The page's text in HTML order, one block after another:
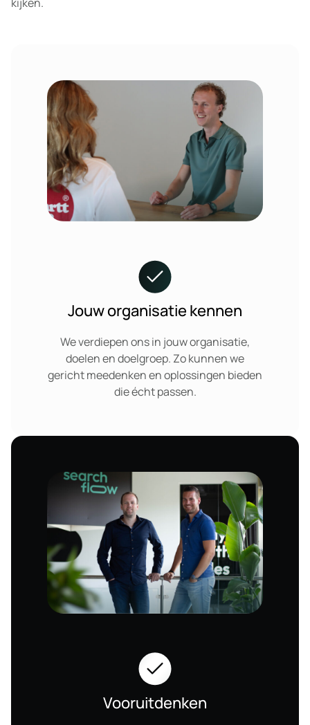
Jouw organisatie kennen
We verdiepen ons in jouw organisatie,
doelen en doelgroep. Zo kunnen we
gericht meedenken en oplossingen bieden
die écht passen.
Vooruitdenken